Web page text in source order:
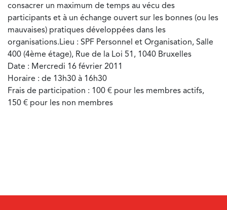
consacrer un maximum de temps au vécu des
participants et à un échange ouvert sur les bonnes (ou les
mauvaises) pratiques développées dans les
organisations.Lieu : SPF Personnel et Organisation, Salle
400 (4ème étage), Rue de la Loi 51, 1040 Bruxelles
Date : Mercredi 16 février 2011
Horaire : de 13h30 à 16h30
Frais de participation : 100 € pour les membres actifs,
150 € pour les non membres